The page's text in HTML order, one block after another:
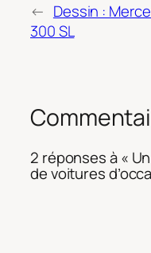
← Dessin :
300 SL
2 réponses à «
de voitures